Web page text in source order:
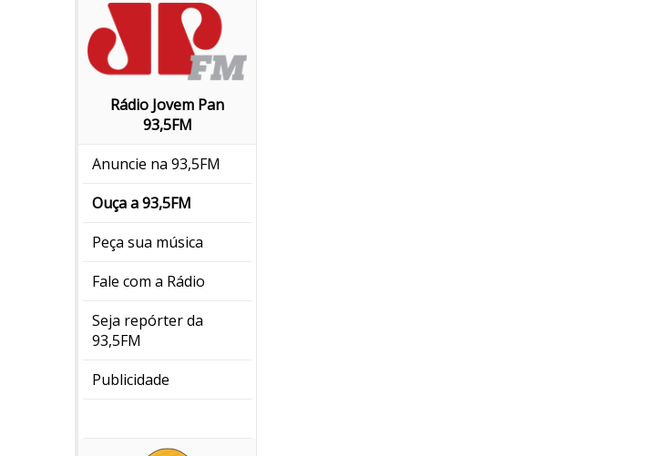
Rádio Jovem Pan
93,5FM
Anuncie na 93,5FM
Ouça a 93,5FM
Peça sua música
Fale com a Rádio
Seja repórter da
93,5FM
Publicidade